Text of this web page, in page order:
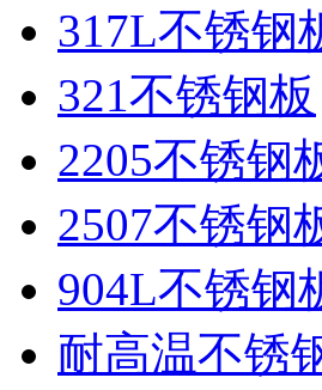
317L不锈钢
321不锈钢板
2205不锈钢
2507不锈钢
904L不锈钢
耐高温不锈